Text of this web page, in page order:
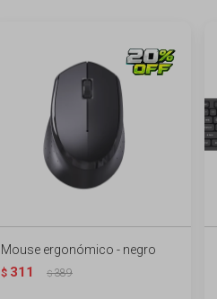
Mouse ergonómico - negro
$ 311 $389